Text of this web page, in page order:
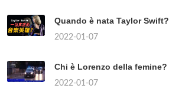
Quando è nata Taylor Swift?
2022-01-07
Chi è Lorenzo della femine?
2022-01-07